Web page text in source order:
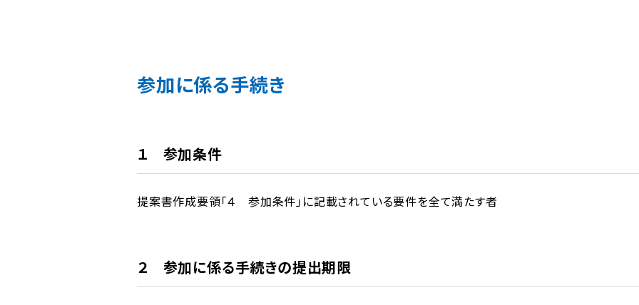
参加に係る手続き
１ 参加条件
提案書作成要領「４ 参加条件」に記載されている要件を全て満たす者
２ 参加に係る手続きの提出期限